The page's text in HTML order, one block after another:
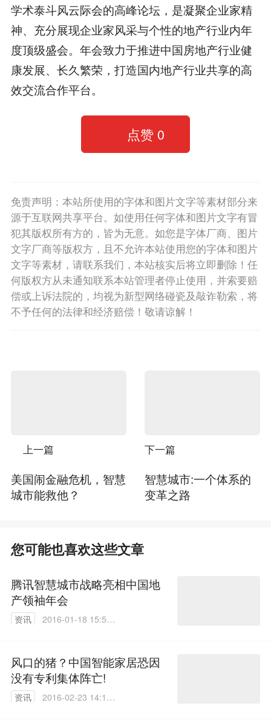
学术泰斗风云际会的高峰论坛，是凝聚企业家精
神、充分展现企业家风采与个性的地产行业内年
度顶级盛会。年会致力于推进中国房地产行业健
康发展、长久繁荣，打造国内地产行业共享的高
效交流合作平台。
点赞 0
免责声明：本站所使用的字体和图片文字等素材部分来
源于互联网共享平台。如使用任何字体和图片文字有冒
犯其版权所有方的，皆为无意。如您是字体厂商、图片
文字厂商等版权方，且不允许本站使用您的字体和图片
文字等素材，请联系我们，本站核实后将立即删除！任
何版权方从未通知联系本站管理者停止使用，并索要赔
偿或上诉法院的，均视为新型网络碰瓷及敲诈勒索，将
不予任何的法律和经济赔偿！敬请谅解！
上一篇
美国闹金融危机，智慧
城市能救他？
下一篇
智慧城市:一个体系的
变革之路
您可能也喜欢这些文章
腾讯智慧城市战略亮相中国地
产领袖年会
资讯
2016-01-18 15:50:
风口的猪？中国智能家居恐因
没有专利集体阵亡!
资讯
2016-02-23 14:14: